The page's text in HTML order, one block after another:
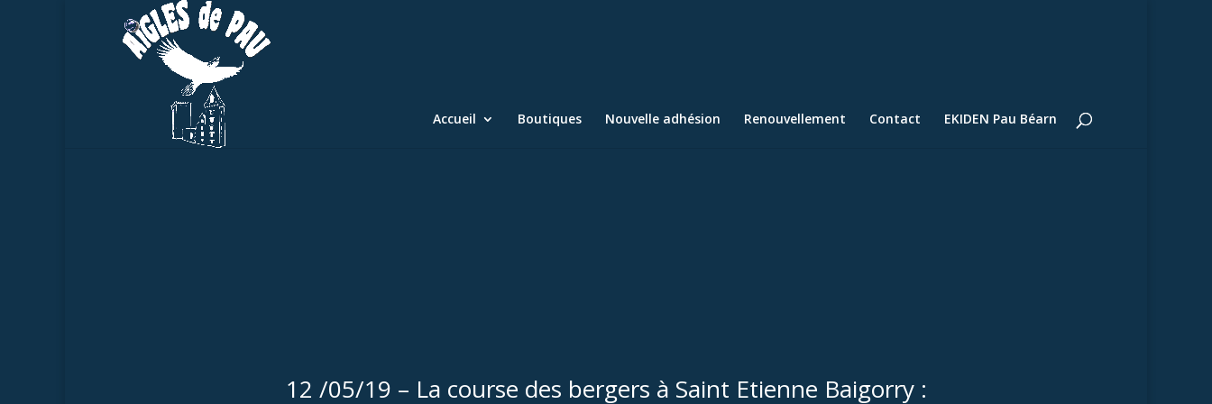
Accueil Boutiques Nouvelle adhésion Renouvellement Contact EKIDEN Pau Béarn
12 /05/19 – La course des bergers à Saint Etienne Baigorry :